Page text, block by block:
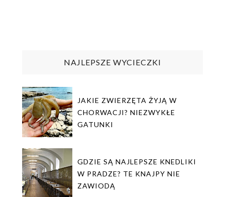
NAJLEPSZE WYCIECZKI
JAKIE ZWIERZĘTA ŻYJĄ W
CHORWACJI? NIEZWYKŁE
GATUNKI
GDZIE SĄ NAJLEPSZE KNEDLIKI
W PRADZE? TE KNAJPY NIE
ZAWIODĄ